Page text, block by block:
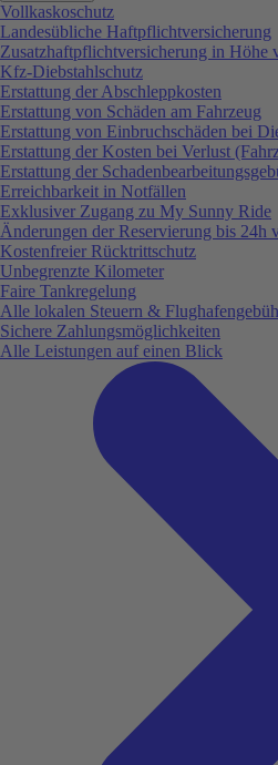
Vollkaskoschutz
Landesübliche Haftpflichtversicherung
Zusatzhaftpflichtversicherung in Höhe
Kfz-Diebstahlschutz
Erstattung der Abschleppkosten
Erstattung von Schäden am Fahrzeug
Erstattung von Einbruchschäden bei
Erstattung der Kosten bei Verlust
Erstattung der
Erreichbarkeit in Notfällen
Exklusiver Zugang zu My Sunny Ride
Änderungen der Reservierung bis 24h
Kostenfreier Rücktrittschutz
Unbegrenzte Kilometer
Faire Tankregelung
Alle lokalen Steuern &
Sichere Zahlungsmöglichkeiten
Alle Leistungen auf einen Blick